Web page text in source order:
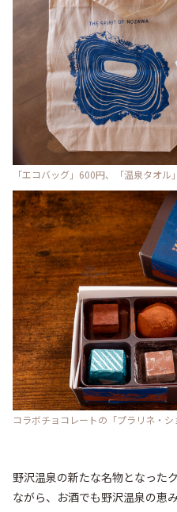
「エコバッグ」600円、「温泉タオル
コラボチョコレートの「プラリネ・
野沢温泉の新たな名物となった
ながら、お酒でも野沢温泉の恵